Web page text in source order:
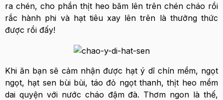
ra chén, cho phần thịt heo băm lên trên chén cháo rồi
rắc hành phi và hạt tiêu xay lên trên là thưởng thức
được rồi đấy!
Khi ăn bạn sẽ cảm nhận được hạt ý dĩ chín mềm, ngọt
ngọt, hạt sen bùi bùi, táo đỏ ngọt thanh, thịt heo mềm
dai quyện với nước cháo đậm đà. Thơm ngon là thế,